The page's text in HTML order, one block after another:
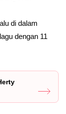
di dalam
dengan 11